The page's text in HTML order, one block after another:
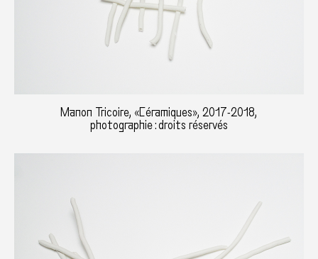
Manon Tricoire, «Céramiques», 2017-2018,
photographie : droits réservés